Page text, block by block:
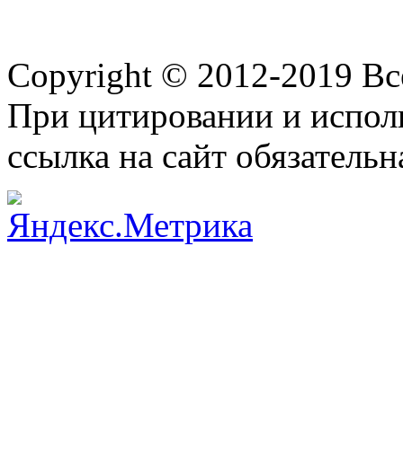
Copyright © 2012-2019
При цитировании и
ссылка на сайт